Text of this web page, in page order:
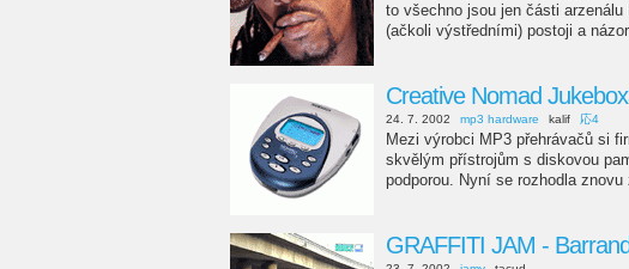
to všechno jsou jen části
(ačkoli výstředními) postoji a
Creative Nomad
24. 7. 2002 mp3 hardware kalif 応4
Mezi výrobci MP3 přehrávačů si
skvělým přístrojům s diskovou
podporou. Nyní se rozhodla
GRAFFITI JAM -